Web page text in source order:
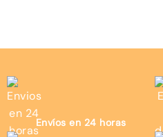
Envíos en 24 horas